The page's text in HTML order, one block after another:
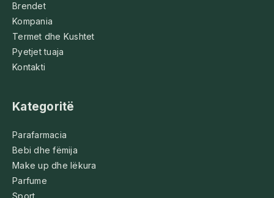
Brendet
Kompania
Termet dhe Kushtet
Pyetjet tuaja
Kontakti
Kategoritë
Parafarmacia
Bebi dhe fëmija
Make up dhe lëkura
Parfume